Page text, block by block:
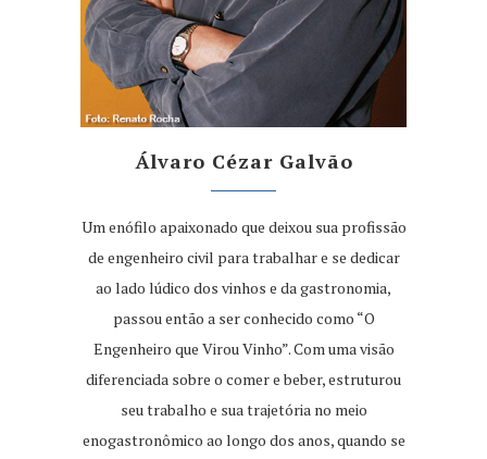
Álvaro Cézar Galvão
Um enófilo apaixonado que deixou sua profissão
de engenheiro civil para trabalhar e se dedicar
ao lado lúdico dos vinhos e da gastronomia,
passou então a ser conhecido como “O
Engenheiro que Virou Vinho”. Com uma visão
diferenciada sobre o comer e beber, estruturou
seu trabalho e sua trajetória no meio
enogastronômico ao longo dos anos, quando se